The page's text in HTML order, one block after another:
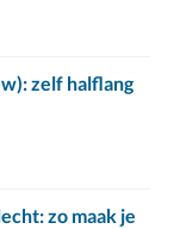
zelf halflang
zo maak je